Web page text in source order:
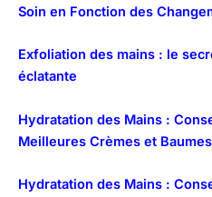
Soin en Fonction des
Exfoliation des mains : le
éclatante
Hydratation des Mains :
Meilleures Crèmes et Baumes
Hydratation des Mains :